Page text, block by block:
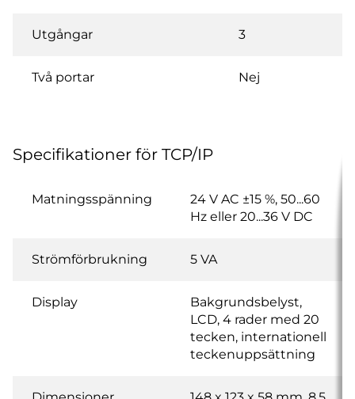
Utgångar 3
Två portar Nej
Specifikationer för TCP/IP
Matningsspänning
24 V AC ±15 %, 50...60
Hz eller 20...36 V DC
Strömförbrukning 5 VA
Display
Bakgrundsbelyst,
LCD, 4 rader med 20
tecken, internationell
teckenuppsättning